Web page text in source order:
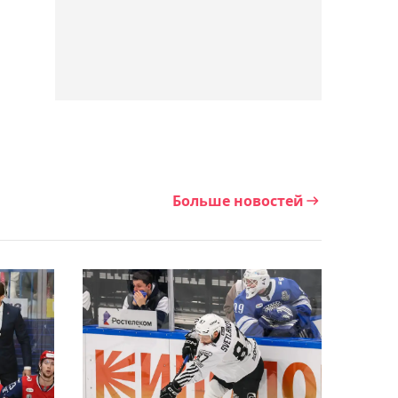
третий круг турнира WTA
"Сабах" Покатилова
проиграл датскому
"Орхусу" в квалификации
Лиги чемпионов
00:08, 06 августа 2026
Больше новостей